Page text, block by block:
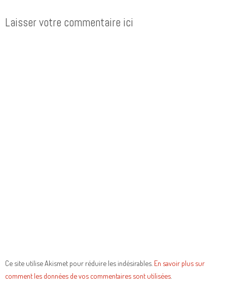
Laisser votre commentaire ici
Ce site utilise Akismet pour réduire les indésirables. En savoir plus sur
comment les données de vos commentaires sont utilisées